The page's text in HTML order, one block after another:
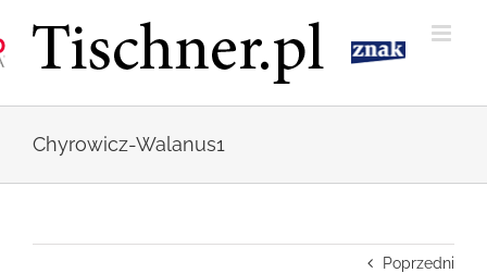
zawartości
Chyrowicz-Walanus1
Poprzedni